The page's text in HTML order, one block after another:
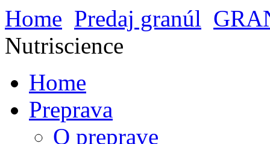
Home Predaj granúl
Nutriscience
Home
Preprava
O preprave